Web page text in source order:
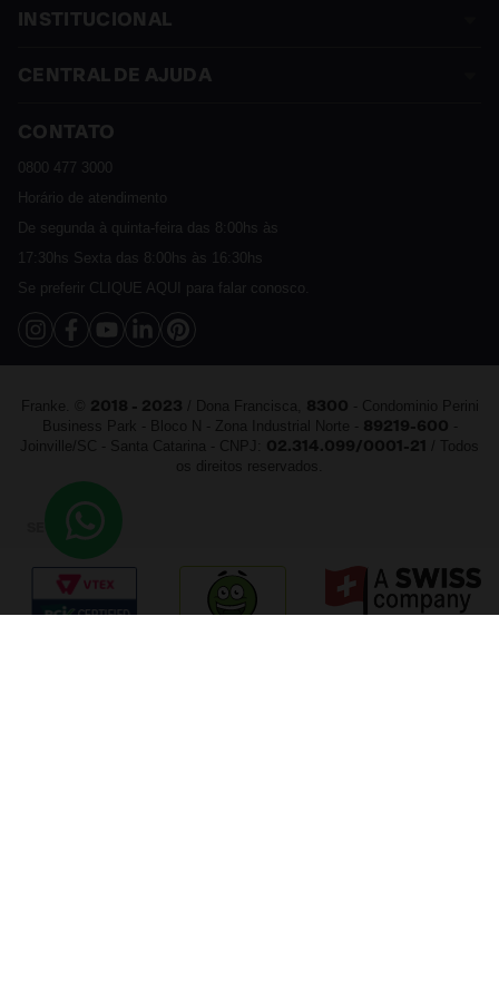
INSTITUCIONAL
Sobre a Franke
Política de Privacidade
Sustentável
Cashback
Catálogo Digital Franke 2025 - 2026
CENTRAL DE AJUDA
Assistência Técnica
Política de Trocas e Devoluções
Política de Entrega
Política de Pagamento
FAQ
Vendas Corporativas
Fale Conosco
CONTATO
0800 477 3000
Horário de atendimento
De segunda à quinta-feira das 8:00hs às
17:30hs Sexta das 8:00hs às 16:30hs
Se preferir CLIQUE AQUI para falar conosco.
Franke. © 2018 - 2023 / Dona Francisca, 8300 - Condominio Perini
Business Park - Bloco N - Zona Industrial Norte -
89219-600 -
Joinville/SC - Santa Catarina - CNPJ:
02.314.099/0001-21
/ Todos
os direitos reservados.
SEGURANÇA